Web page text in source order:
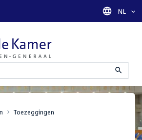
Taal
NL
Toezeggingen